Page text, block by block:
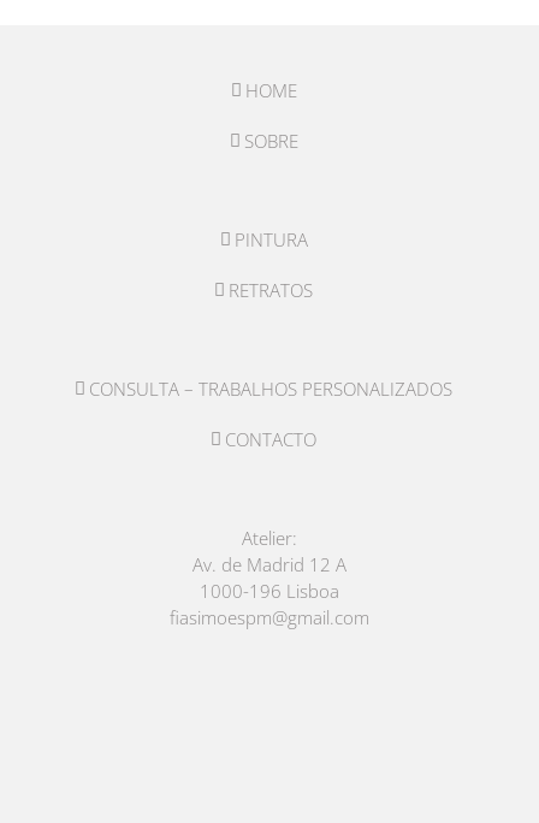
HOME
SOBRE
PINTURA
RETRATOS
CONSULTA – TRABALHOS PERSONALIZADOS
CONTACTO
Atelier:
Av. de Madrid 12 A
1000-196 Lisboa
fiasimoespm@gmail.com